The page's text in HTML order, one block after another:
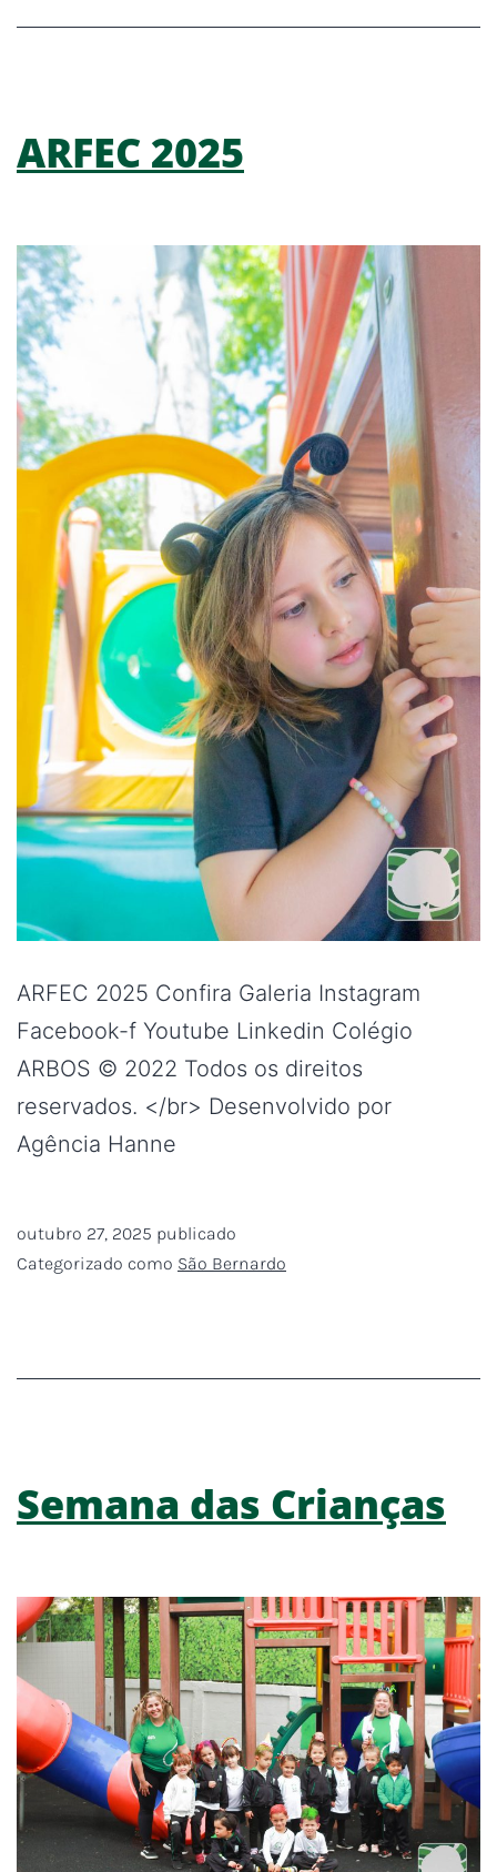
ARFEC 2025
ARFEC 2025 Confira Galeria Instagram
Facebook-f Youtube Linkedin Colégio
ARBOS © 2022 Todos os direitos
reservados. </br> Desenvolvido por
Agência Hanne
outubro 27, 2025 publicado
Categorizado como São Bernardo
Semana das Crianças